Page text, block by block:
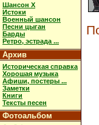
Шансон X
Истоки
Военный шансон
Песни цыган
Барды
Ретро, эстрада ...
Архив
Историческая справка
Хорошая музыка
Афиши, постеры ...
Заметки
Книги
Тексты песен
Фотоальбом